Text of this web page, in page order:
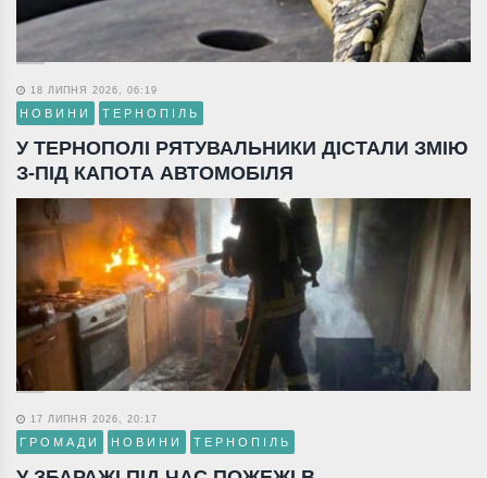
18 ЛИПНЯ 2026, 06:19
НОВИНИ ТЕРНОПІЛЬ
У ТЕРНОПОЛІ РЯТУВАЛЬНИКИ ДІСТАЛИ ЗМІЮ
З-ПІД КАПОТА АВТОМОБІЛЯ
17 ЛИПНЯ 2026, 20:17
ГРОМАДИ НОВИНИ ТЕРНОПІЛЬ